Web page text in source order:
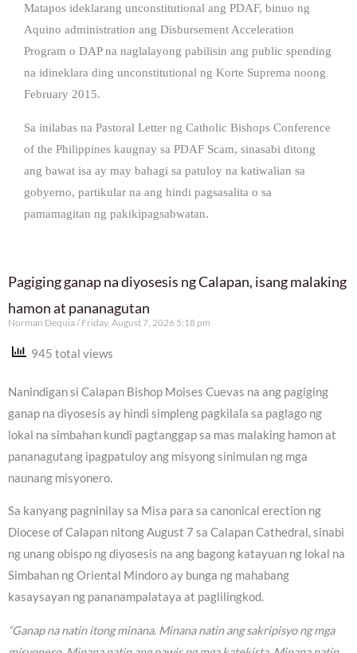
Matapos ideklarang unconstitutional ang PDAF, binuo ng
Aquino administration ang Disbursement Acceleration
Program o DAP na naglalayong pabilisin ang public spending
na idineklara ding unconstitutional ng Korte Suprema noong
February 2015.
Sa inilabas na Pastoral Letter ng Catholic Bishops Conference
of the Philippines kaugnay sa PDAF Scam, sinasabi ditong
ang bawat isa ay may bahagi sa patuloy na katiwalian sa
gobyerno, partikular na ang hindi pagsasalita o sa
pamamagitan ng pakikipagsabwatan.
Pagiging ganap na diyosesis ng Calapan, isang malaking
hamon at pananagutan
Norman Dequia Friday, August 7, 2026 5:18 pm
945 total views
Nanindigan si Calapan Bishop Moises Cuevas na ang pagiging
ganap na diyosesis ay hindi simpleng pagkilala sa paglago ng
lokal na simbahan kundi pagtanggap sa mas malaking hamon at
pananagutang ipagpatuloy ang misyong sinimulan ng mga
naunang misyonero.
Sa kanyang pagninilay sa Misa para sa canonical erection ng
Diocese of Calapan nitong August 7 sa Calapan Cathedral, sinabi
ng unang obispo ng diyosesis na ang bagong katayuan ng lokal na
Simbahan ng Oriental Mindoro ay bunga ng mahabang
kasaysayan ng pananampalataya at paglilingkod.
“Ganap na natin itong minana. Minana natin ang sakripisyo ng mga